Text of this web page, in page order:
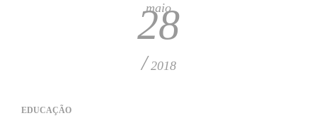
maio
28
/ 2018
EDUCAÇÃO